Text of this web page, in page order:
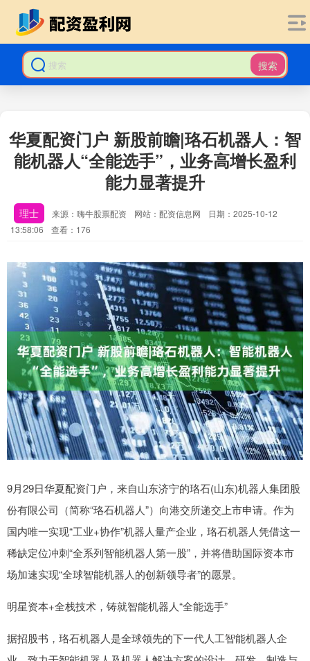
搜索
华夏配资门户 新股前瞻|珞石机器人：智
能机器人“全能选手”，业务高增长盈利
能力显著提升
理士 来源：嗨牛股票配资 网站：配资信息网
日期：2025-10-12
13:58:06
查看：176
9月29日华夏配资门户，来自山东济宁的珞石(山东)机器人集团股
份有限公司（简称“珞石机器人”）向港交所递交上市申请。作为
国内唯一实现“工业+协作”机器人量产企业，珞石机器人凭借这一
稀缺定位冲刺“全系列智能机器人第一股”，并将借助国际资本市
场加速实现“全球智能机器人的创新领导者”的愿景。
明星资本+全栈技术，铸就智能机器人“全能选手”
据招股书，珞石机器人是全球领先的下一代人工智能机器人企